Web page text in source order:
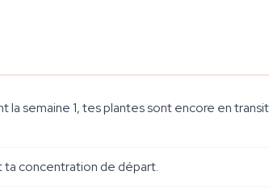
semaine 1, tes plantes sont encore en
ta concentration de départ.